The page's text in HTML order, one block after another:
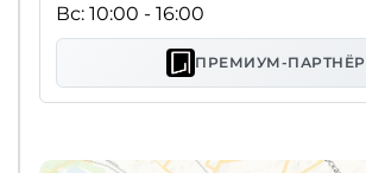
Вс: 10:00 - 16:00
ПРЕМИУМ-ПАРТНЁР